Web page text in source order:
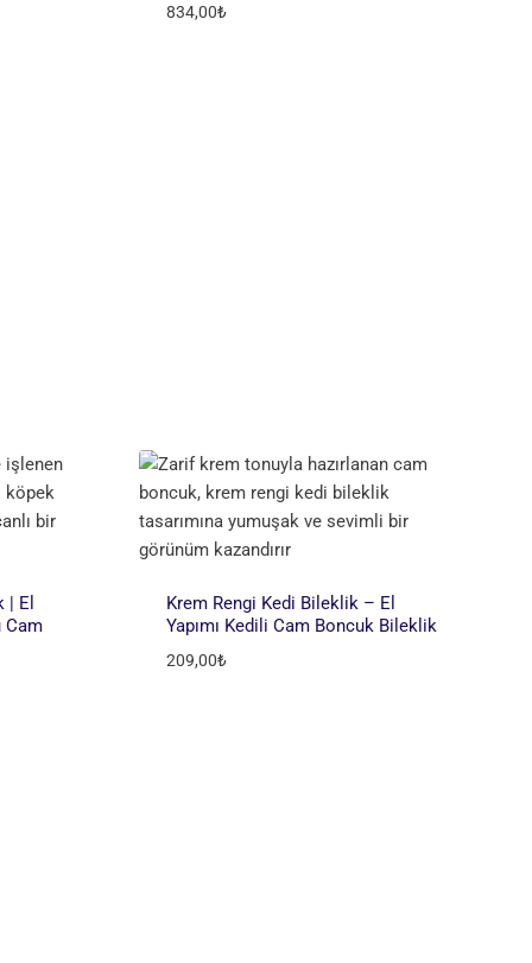
834,00₺
| El
Cam
Krem Rengi Kedi Bileklik – El
Yapımı Kedili Cam Boncuk Bileklik
209,00₺